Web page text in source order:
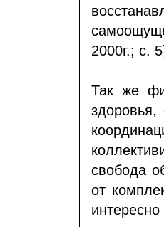
2000г.; с.
Так же
здоровья,
свобода
от